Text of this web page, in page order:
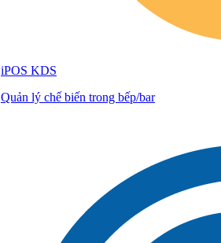
iPOS KDS
Quản lý chế biến trong bếp/bar